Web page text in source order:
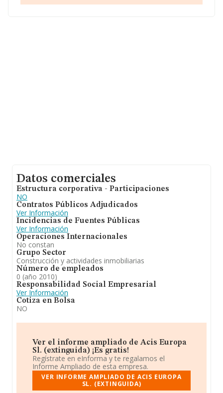
aparecen 1726 empresas, cuyas ventas han obtenido
Datos comerciales
Estructura corporativa - Participaciones
NO
Contratos Públicos Adjudicados
Ver Información
Incidencias de Fuentes Públicas
Ver Información
Operaciones Internacionales
No constan
Grupo Sector
Construcción y actividades inmobiliarias
Número de empleados
0 (año 2010)
Responsabilidad Social Empresarial
Ver Información
Cotiza en Bolsa
NO
Ver el informe ampliado de Acis Europa
Sl. (extinguida) ¡Es gratis!
Regístrate en eInforma y te regalamos el
Informe Ampliado de esta empresa.
VER INFORME AMPLIADO DE ACIS EUROPA
SL. (EXTINGUIDA)